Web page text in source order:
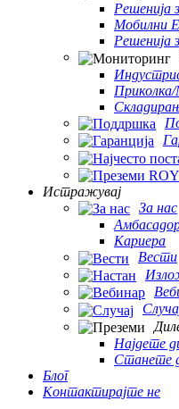
Решенија
Мобилни
Решенија
Истражувај
За нас
Кариера
Вести
Најдете
Станете
Блог
Контактирајте не